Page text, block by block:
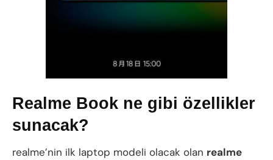
Realme Book ne gibi özellikler
sunacak?
realme’nin ilk laptop modeli olacak olan realme